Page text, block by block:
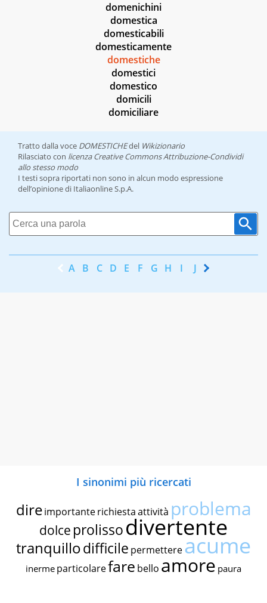
domenichini
domestica
domesticabili
domesticamente
domestiche
domestici
domestico
domicili
domiciliare
Tratto dalla voce DOMESTICHEdel Wikizionario
Rilasciato con licenza Creative Commons Attribuzione-Condividi
allo stesso modo
I testi sopra riportati non sono in alcun modo espressione
dell’opinione di Italiaonline S.p.A.
A B C D E F G H I J K
I sinonimi più ricercati
dire importante richiestaattività problema
dolce prolissodivertente
tranquillodifficile permettereacume
inerme particolarefare bello amore paura